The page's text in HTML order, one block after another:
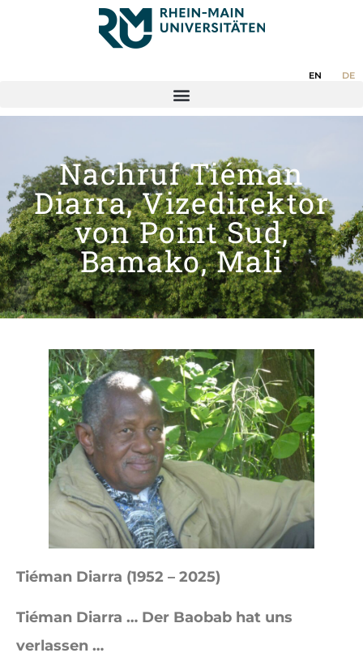
EN DE
Nachruf Tiéman
Diarra, Vizedirektor
von Point Sud,
Bamako, Mali
Tiéman Diarra (1952 – 2025)
Tiéman Diarra … Der Baobab hat uns
verlassen …